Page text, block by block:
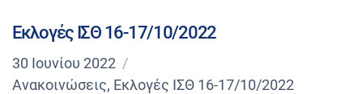
Εκλογές ΙΣΘ 16-17/10/2022
30 Ιουνίου 2022
Ανακοινώσεις, Εκλογές ΙΣΘ 16-17/10/2022